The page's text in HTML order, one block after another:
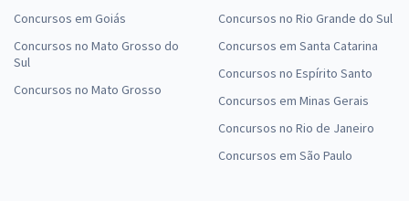
Concursos em Goiás
Concursos no Mato Grosso do
Sul
Concursos no Mato Grosso
Concursos no Rio Grande do Sul
Concursos em Santa Catarina
Concursos no Espírito Santo
Concursos em Minas Gerais
Concursos no Rio de Janeiro
Concursos em São Paulo